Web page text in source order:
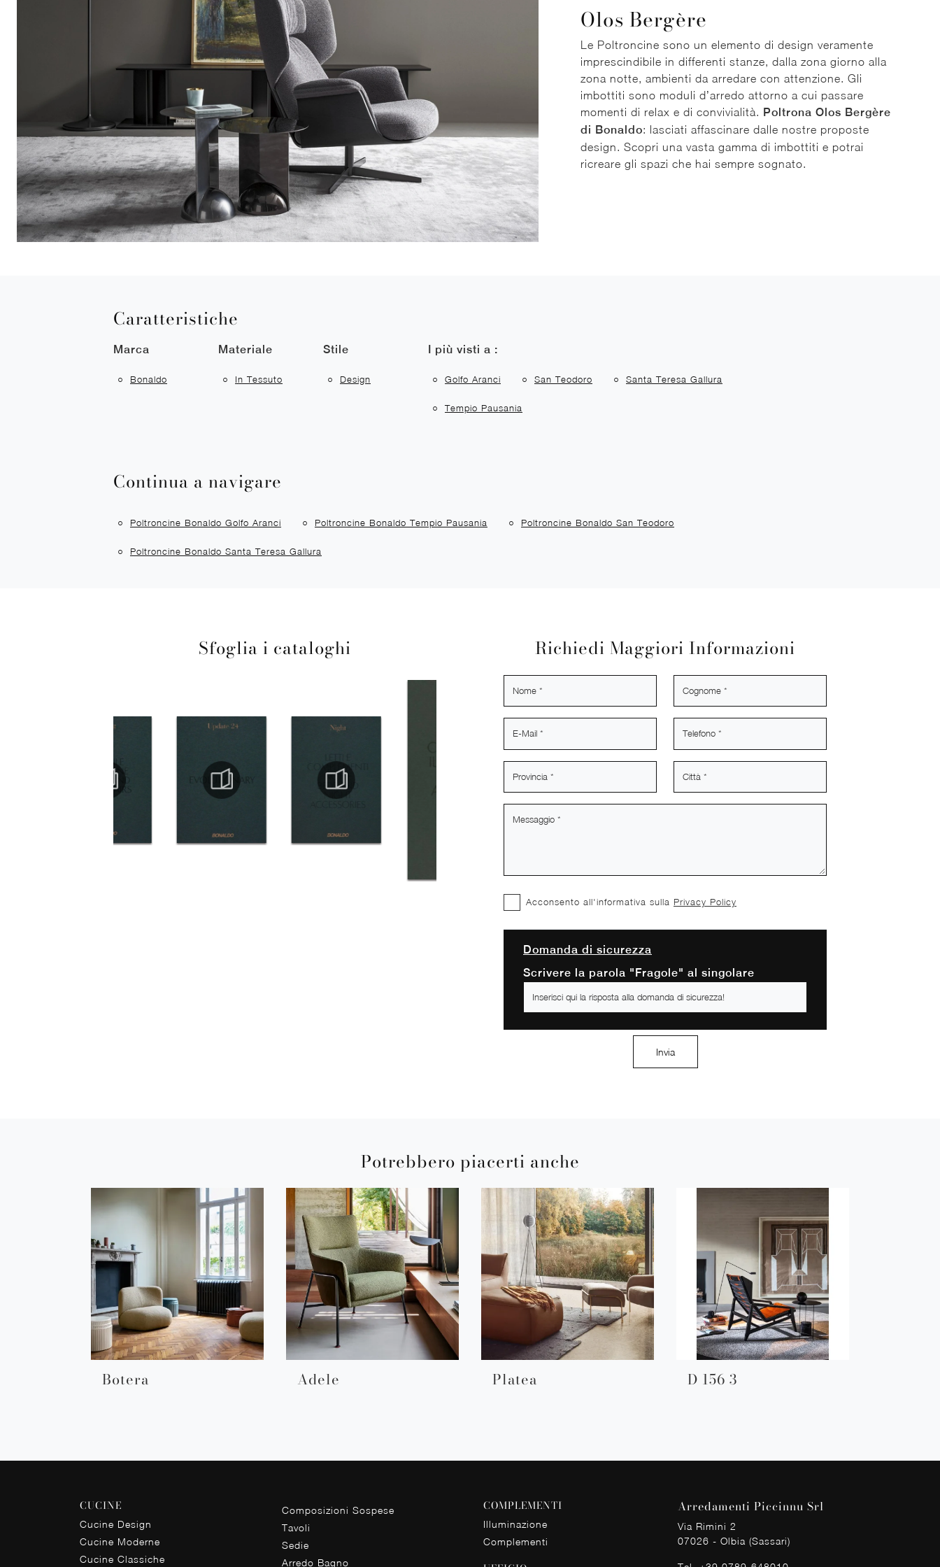
Olos Bergère
Le Poltroncine sono un elemento di design veramente
imprescindibile in differenti stanze, dalla zona giorno alla
zona notte, ambienti da arredare con attenzione. Gli
imbottiti sono moduli d’arredo attorno a cui passare
momenti di relax e di convivialità. Poltrona Olos Bergère
di Bonaldo: lasciati affascinare dalle nostre proposte
design. Scopri una vasta gamma di imbottiti e potrai
ricreare gli spazi che hai sempre sognato.
Caratteristiche
Marca
Bonaldo
Materiale
In Tessuto
Stile
Design
I più visti a :
Golfo Aranci San Teodoro Santa Teresa Gallura
Tempio Pausania
Continua a navigare
Poltroncine Bonaldo Golfo Aranci Poltroncine Bonaldo Tempio Pausania Poltroncine Bonaldo San Teodoro
Poltroncine Bonaldo Santa Teresa Gallura
Sfoglia i cataloghi Richiedi Maggiori Informazioni
Acconsento all'informativa sulla Privacy Policy
Domanda di sicurezza
Scrivere la parola "Fragole" al singolare
Invia
Potrebbero piacerti anche
Botera Adele Platea D 156 3
CUCINE
Cucine Design
Cucine Moderne
Cucine Classiche
Composizioni Sospese
Tavoli
Sedie
Arredo Bagno
COMPLEMENTI
Illuminazione
Complementi
Arredamenti Piccinnu Srl
Via Rimini 2
07026 - Olbia (Sassari)